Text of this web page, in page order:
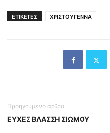
ΕΤΙΚΕΤΕΣ ΧΡΙΣΤΟΥΓΕΝΝΑ
Προηγούμενο άρθρο
ΕΥΧΕΣ ΒΛΑΣΣΗ ΣΙΩΜΟΥ